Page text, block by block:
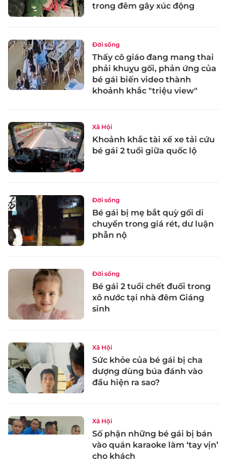
trong đêm gây xúc động
Đời sống
Thấy cô giáo đang mang thai
phải khuỵu gối, phản ứng của
bé gái biến video thành
khoảnh khắc "triệu view"
Xã Hội
Khoảnh khắc tài xế xe tải cứu
bé gái 2 tuổi giữa quốc lộ
Đời sống
Bé gái bị mẹ bắt quỳ gối di
chuyển trong giá rét, dư luận
phẫn nộ
Đời sống
Bé gái 2 tuổi chết đuối trong
xô nước tại nhà đêm Giáng
sinh
Xã Hội
Sức khỏe của bé gái bị cha
dượng dùng búa đánh vào
đầu hiện ra sao?
Xã Hội
Số phận những bé gái bị bán
vào quán karaoke làm ‘tay vịn’
cho khách